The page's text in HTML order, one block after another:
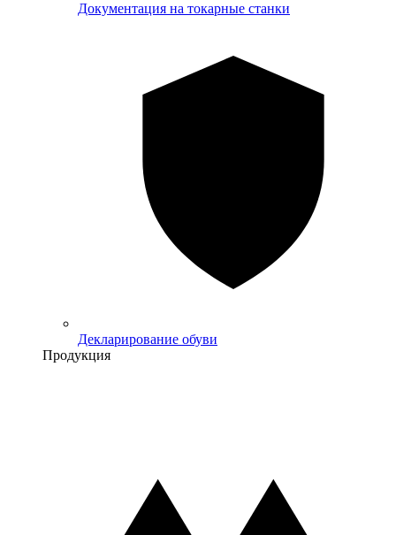
Документация на токарные станки
Декларирование обуви
Продукция